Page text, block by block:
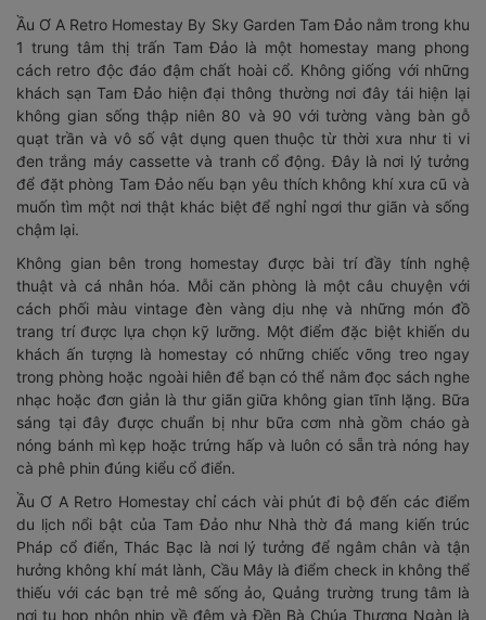
Ầu Ơ A Retro Homestay By Sky Garden Tam Đảo nằm trong khu
1 trung tâm thị trấn Tam Đảo là một homestay mang phong
cách retro độc đáo đậm chất hoài cổ. Không giống với những
khách sạn Tam Đảo hiện đại thông thường nơi đây tái hiện lại
không gian sống thập niên 80 và 90 với tường vàng bàn gỗ
quạt trần và vô số vật dụng quen thuộc từ thời xưa như ti vi
đen trắng máy cassette và tranh cổ động. Đây là nơi lý tưởng
để đặt phòng Tam Đảo nếu bạn yêu thích không khí xưa cũ và
muốn tìm một nơi thật khác biệt để nghỉ ngơi thư giãn và sống
chậm lại.
Không gian bên trong homestay được bài trí đầy tính nghệ
thuật và cá nhân hóa. Mỗi căn phòng là một câu chuyện với
cách phối màu vintage đèn vàng dịu nhẹ và những món đồ
trang trí được lựa chọn kỹ lưỡng. Một điểm đặc biệt khiến du
khách ấn tượng là homestay có những chiếc võng treo ngay
trong phòng hoặc ngoài hiên để bạn có thể nằm đọc sách nghe
nhạc hoặc đơn giản là thư giãn giữa không gian tĩnh lặng. Bữa
sáng tại đây được chuẩn bị như bữa cơm nhà gồm cháo gà
nóng bánh mì kẹp hoặc trứng hấp và luôn có sẵn trà nóng hay
cà phê phin đúng kiểu cổ điển.
Ầu Ơ A Retro Homestay chỉ cách vài phút đi bộ đến các điểm
du lịch nổi bật của Tam Đảo như Nhà thờ đá mang kiến trúc
Pháp cổ điển, Thác Bạc là nơi lý tưởng để ngâm chân và tận
hưởng không khí mát lành, Cầu Mây là điểm check in không thể
thiếu với các bạn trẻ mê sống ảo, Quảng trường trung tâm là
nơi tụ họp nhộn nhịp về đêm và Đền Bà Chúa Thượng Ngàn là